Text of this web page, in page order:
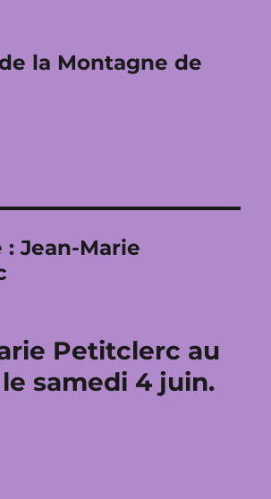
la Montagne de
:Jean-Marie
Petitclerc au
samedi 4 juin.